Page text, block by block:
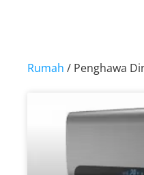
Rumah / Penghawa